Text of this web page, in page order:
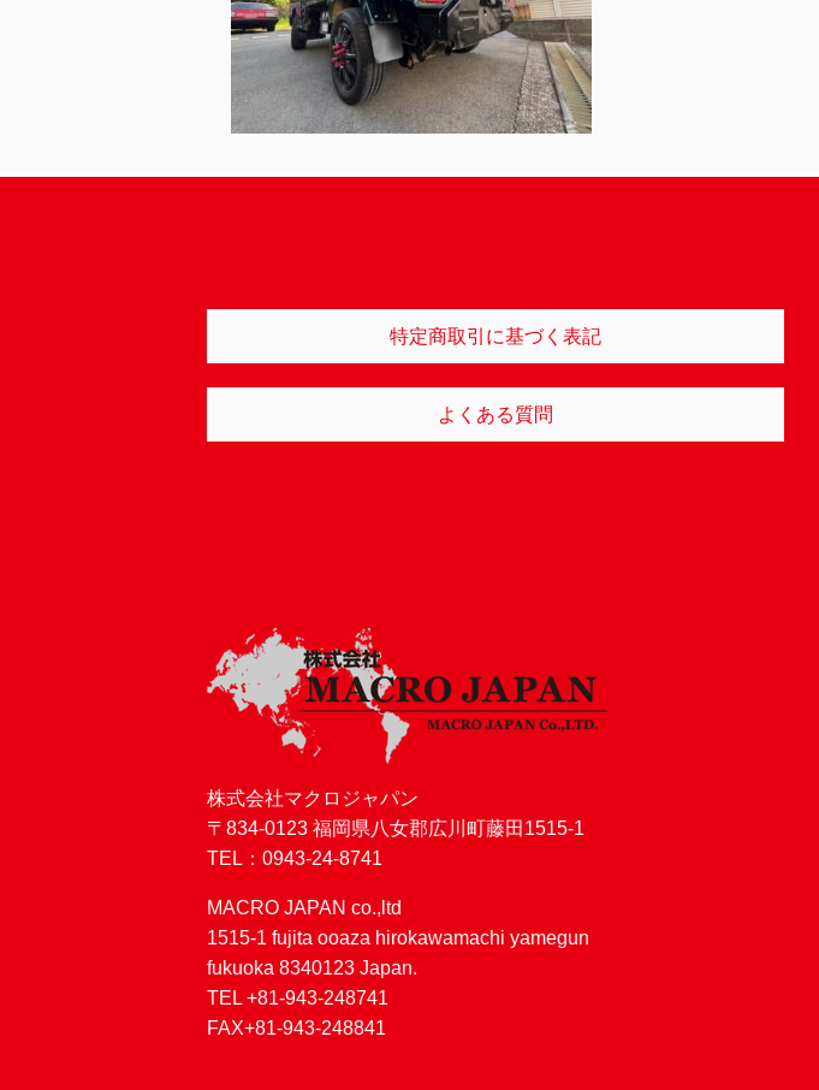
特定商取引に基づく表記
よくある質問
株式会社マクロジャパン
〒834-0123 福岡県八女郡広川町藤田1515-1
TEL：0943-24-8741
MACRO JAPAN co.,ltd
1515-1 fujita ooaza hirokawamachi yamegun
fukuoka 8340123 Japan.
TEL +81-943-248741
FAX+81-943-248841